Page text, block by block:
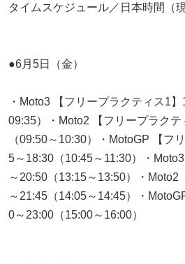
タイムスケジュール／日本時間（
●6月5日（金）
・Moto3 【フリープラクティス1
09:35）・Moto2 【フリープラク
（09:50～10:30）・MotoGP 【フ
5～18:30（10:45～11:30）・
～20:50（13:15～13:50）・Moto2
～21:45（14:05～14:45）・
0～23:00（15:00～16:00）